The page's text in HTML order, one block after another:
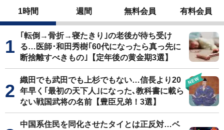
1時間 週間 無料会員 有料会員
｢転倒→骨折→寝たきり｣の老後が待ち受け
る…医師･和田秀樹｢60代になったら真っ先に
断捨離すべきもの｣【定年後の黄金期3選】
織田でも武田でも上杉でもない…信長より20
年早く｢最初の天下人｣になった､教科書に載ら
ない戦国武将の名前【豊臣兄弟！3選】
中国系住民を同化させたタイとは正反対…ベ